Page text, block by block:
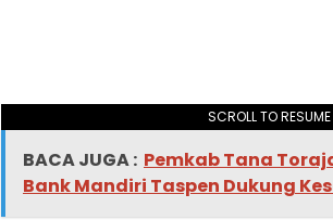
SCROLL TO
BACA JUGA : Pemkab Tana
Bank Mandiri Taspen Dukung